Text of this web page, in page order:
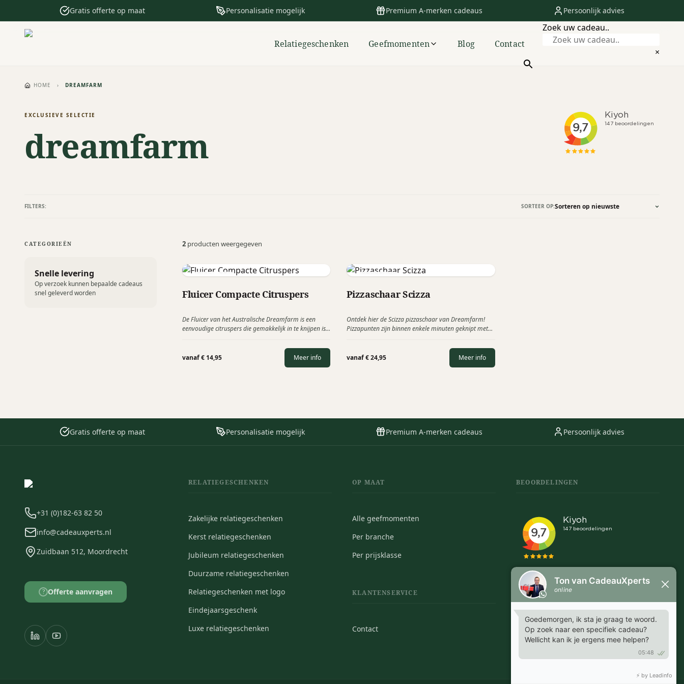
Gratis offerte op maat Personalisatie mogelijk Premium A-merken cadeaus Persoonlijk advies
Relatiegeschenken Geefmomenten Blog Contact
Zoek uw cadeau..
×
HOME › DREAMFARM
EXCLUSIEVE SELECTIE
dreamfarm
FILTERS: SORTEER OP:
CATEGORIEËN
Snelle levering
Op verzoek kunnen bepaalde cadeaus
snel geleverd worden
2 producten weergegeven
Dreamfarm
Fluicer Compacte Citruspers
De Fluicer van het Australische Dreamfarm is een
eenvoudige citruspers die gemakkelijk in te knijpen is
vanaf € 14,95
Meer info
Dreamfarm
Pizzaschaar Scizza
Ontdek hier de Scizza pizzaschaar van Dreamfarm!
Pizzapunten zijn binnen enkele minuten geknipt met
moeiteloos door pizza's heen knipt en alle toppings op
de pizza blijven liggen.
vanaf € 24,95 Meer info
Gratis offerte op maat Personalisatie mogelijk Premium A-merken cadeaus Persoonlijk advies
+31 (0)182-63 82 50
info@cadeauxperts.nl
Zuidbaan 512, Moordrecht
? Offerte aanvragen
RELATIEGESCHENKEN
Zakelijke relatiegeschenken
Kerst relatiegeschenken
Jubileum relatiegeschenken
Duurzame relatiegeschenken
Relatiegeschenken met logo
Eindejaarsgeschenk
Luxe relatiegeschenken
OP MAAT
Alle geefmomenten
Per branche
Per prijsklasse
KLANTENSERVICE
Contact
BEOORDELINGEN
Snel en makkelijk
"Communicatie was snel en helder, goed afspraken
te maken over leveringen en proefdrukken."
MARGRIET - EMMEN